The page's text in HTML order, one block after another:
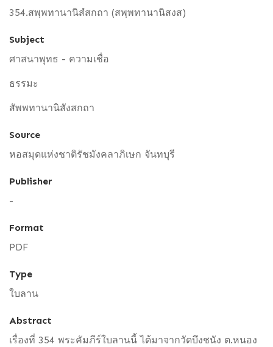
354.สพฺพทานานิสํสกถา (สพฺพทานานิสงส)
Subject
ศาสนาพุทธ - ความเชื่อ
ธรรมะ
สัพพทานานิสังสกถา
Source
หอสมุดแห่งชาติรัชมังคลาภิเษก จันทบุรี
Publisher
-
Format
PDF
Type
ใบลาน
Abstract
เรื่องที่ 354 พระคัมภีร์ใบลานนี้ ได้มาจากวัดบึงชนัง ต.หนอง